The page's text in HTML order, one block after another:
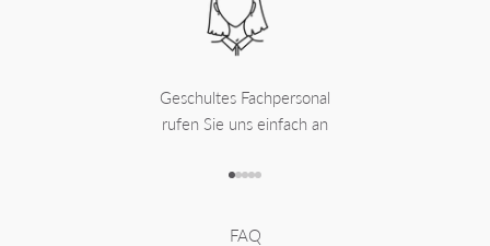
Geschultes Fachpersonal
rufen Sie uns einfach an
FAQ